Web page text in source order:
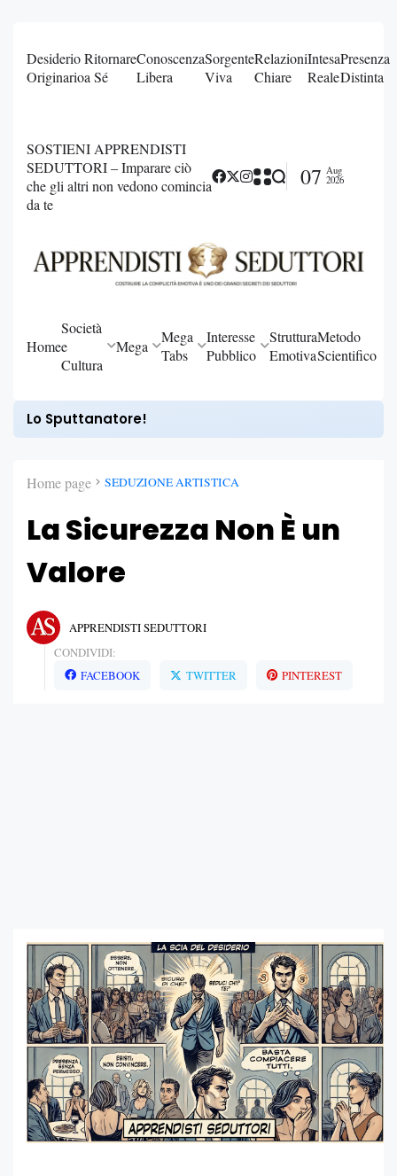
Desiderio
Originario
Ritornare
a Sé
Conoscenza
Libera
Sorgente
Viva
Relazioni
Chiare
Intesa
Reale
Presenza
Distinta
SOSTIENI APPRENDISTI
SEDUTTORI – Imparare ciò
che gli altri non vedono comincia
da te
07 Aug
2026
Home
Società
e
Cultura
Mega
Mega
Tabs
Interesse
Pubblico
Struttura
Emotiva
Metodo
Scientifico
Lo Sputtanatore!
Home page SEDUZIONE ARTISTICA
La Sicurezza Non È un
Valore
APPRENDISTI SEDUTTORI
CONDIVIDI:
FACEBOOK
TWITTER PINTEREST